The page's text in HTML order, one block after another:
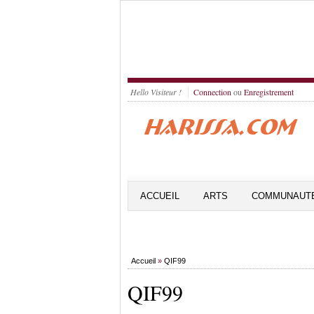
Hello Visiteur ! Connection ou Enregistrement
ACCUEIL ARTS
Accueil » QIF99
QIF99